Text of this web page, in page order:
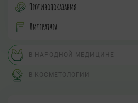
Противопоказания
Литература
В НАРОДНОЙ МЕДИЦИНЕ
В КОСМЕТОЛОГИИ